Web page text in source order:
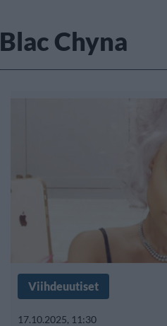
Blac Chyna
Viihdeuutiset
17.10.2025, 11:30